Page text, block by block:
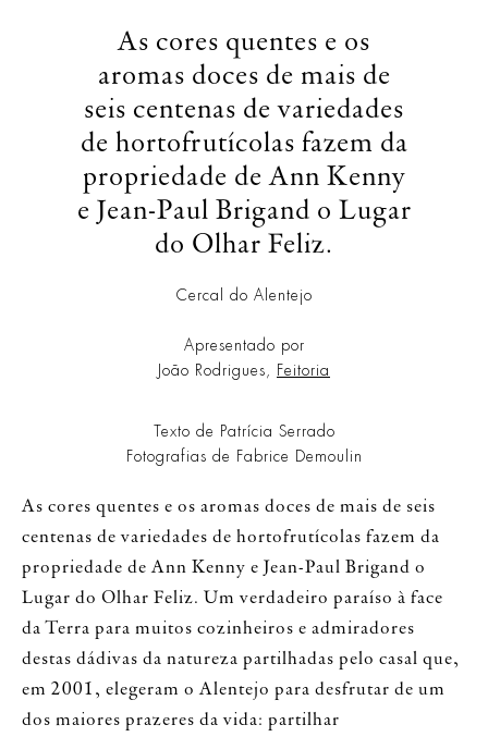
As cores quentes e os
aromas doces de mais de
seis centenas de variedades
de hortofrutícolas fazem da
propriedade de Ann Kenny
e Jean-Paul Brigand o Lugar
do Olhar Feliz.
Cercal do Alentejo
Apresentado por
João Rodrigues, Feitoria
Texto de Patrícia Serrado
Fotografias de Fabrice Demoulin
As cores quentes e os aromas doces de mais de seis
centenas de variedades de hortofrutícolas fazem da
propriedade de Ann Kenny e Jean-Paul Brigand o
Lugar do Olhar Feliz. Um verdadeiro paraíso à face
da Terra para muitos cozinheiros e admiradores
destas dádivas da natureza partilhadas pelo casal que,
em 2001, elegeram o Alentejo para desfrutar de um
dos maiores prazeres da vida: partilhar